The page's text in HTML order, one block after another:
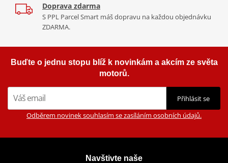
Doprava zdarma
S PPL Parcel Smart máš dopravu na každou objednávku
ZDARMA.
Buďte o jednu stopu blíž k novinkám a akcím ze světa
motorů.
Přihlásit se
Odběrem novinek souhlasím se zasíláním osobních údajů.
Navštivte naše